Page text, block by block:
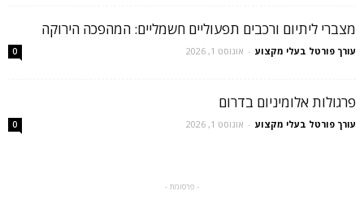
מצברי ליתיום ורכבים תפעוליים חשמליים: המהפכה הירוקה
עורך פורטל בעלי מקצוע - אוגוסט 1, 2026 0
פרגולות אלומיניום בדרום
עורך פורטל בעלי מקצוע - אוגוסט 1, 2026 0
- פרסומת -